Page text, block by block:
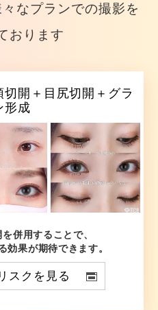
なプランでの撮影を
おります
開＋目尻切開＋グラ
形成
併用することで、
効果が期待できます。
スクを見る